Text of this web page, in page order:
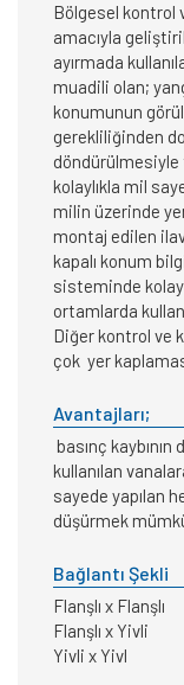
Bölgesel kontrol
amacıyla
ayırmada
muadili olan;
konumunun
gerekliliğinden
döndürülmesiyle
kolaylıkla mil
milin üzerinde
montaj edilen
kapalı konum
sisteminde
ortamlarda
Diğer kontrol ve
çok yer
Avantajları;
basınç
kullanılan
sayede yapılan
düşürmek
Bağlantı Şekli
Flanşlı x Flanşlı
Flanşlı x Yivli
Yivli x Yivl